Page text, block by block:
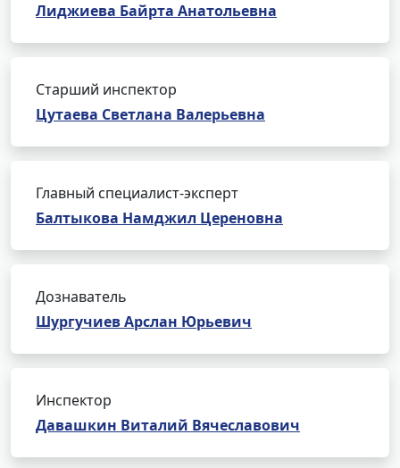
Лиджиева Байрта Анатольевна
Старший инспектор
Цутаева Светлана Валерьевна
Главный специалист-эксперт
Балтыкова Намджил Цереновна
Дознаватель
Шургучиев Арслан Юрьевич
Инспектор
Давашкин Виталий Вячеславович